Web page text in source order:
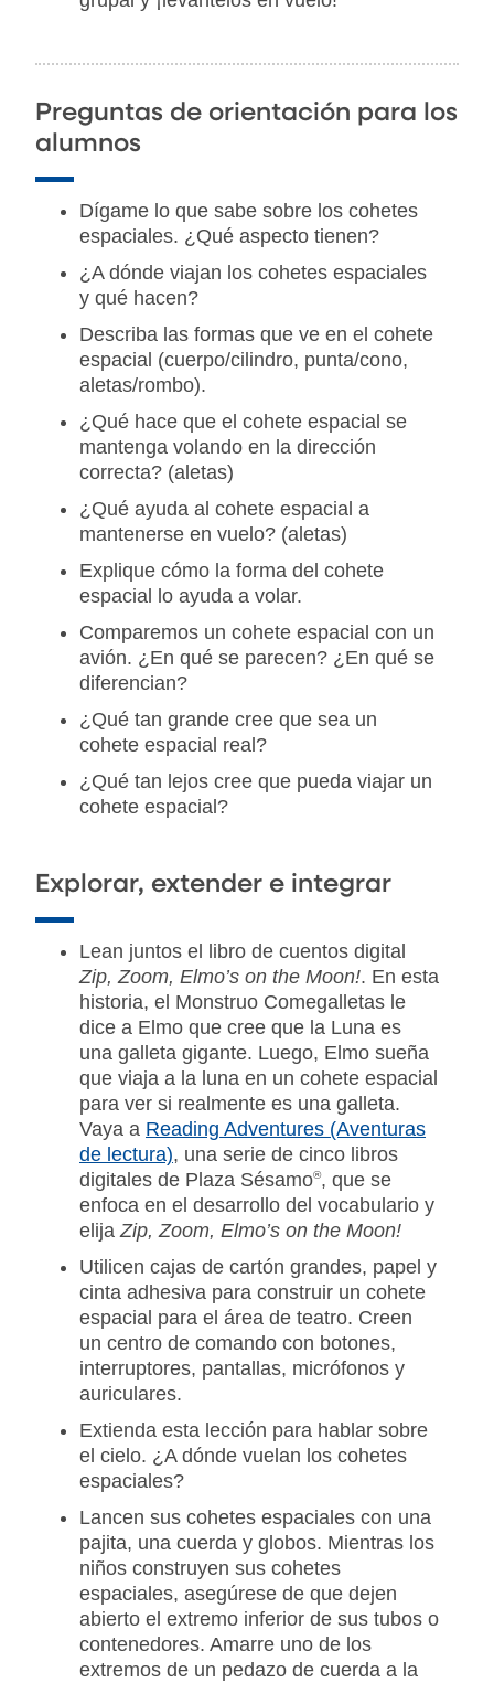
Preguntas de orientación para los
alumnos
Dígame lo que sabe sobre los cohetes
espaciales. ¿Qué aspecto tienen?
¿A dónde viajan los cohetes espaciales
y qué hacen?
Describa las formas que ve en el cohete
espacial (cuerpo/cilindro, punta/cono,
aletas/rombo).
¿Qué hace que el cohete espacial se
mantenga volando en la dirección
correcta? (aletas)
¿Qué ayuda al cohete espacial a
mantenerse en vuelo? (aletas)
Explique cómo la forma del cohete
espacial lo ayuda a volar.
Comparemos un cohete espacial con un
avión. ¿En qué se parecen? ¿En qué se
diferencian?
¿Qué tan grande cree que sea un
cohete espacial real?
¿Qué tan lejos cree que pueda viajar un
cohete espacial?
Explorar, extender e integrar
Lean juntos el libro de cuentos digital
Zip, Zoom, Elmo’s on the Moon!. En esta
historia, el Monstruo Comegalletas le
dice a Elmo que cree que la Luna es
una galleta gigante. Luego, Elmo sueña
que viaja a la luna en un cohete espacial
para ver si realmente es una galleta.
Vaya a Reading Adventures (Aventuras
de lectura), una serie de cinco libros
digitales de Plaza Sésamo®, que se
enfoca en el desarrollo del vocabulario y
elijaZip, Zoom, Elmo’s on the Moon!
Utilicen cajas de cartón grandes, papel y
cinta adhesiva para construir un cohete
espacial para el área de teatro. Creen
un centro de comando con botones,
interruptores, pantallas, micrófonos y
auriculares.
Extienda esta lección para hablar sobre
el cielo. ¿A dónde vuelan los cohetes
espaciales?
Lancen sus cohetes espaciales con una
pajita, una cuerda y globos. Mientras los
niños construyen sus cohetes
espaciales, asegúrese de que dejen
abierto el extremo inferior de sus tubos o
contenedores. Amarre uno de los
extremos de un pedazo de cuerda a la